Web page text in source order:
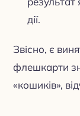
дії.
Звісно, є
флешкарти
«кошиків»,